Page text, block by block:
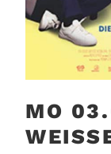
MO